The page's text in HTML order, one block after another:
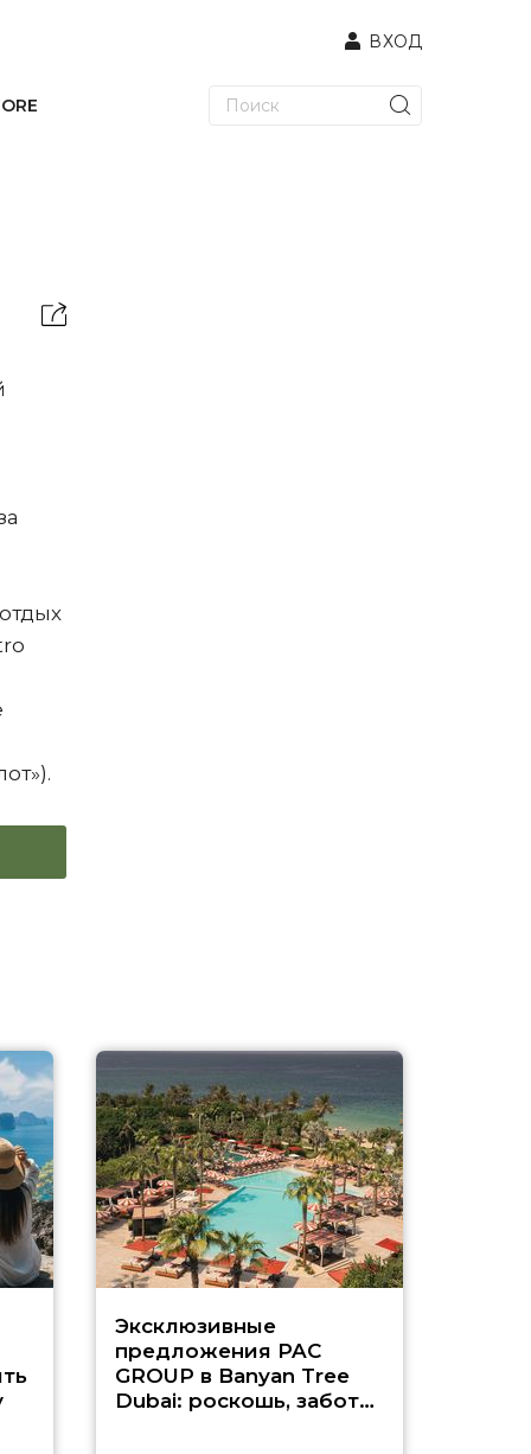
ВХОД
Эксклюзивные
предложения PAC
GROUP в Banyan Tree
Dubai: роскошь, забота